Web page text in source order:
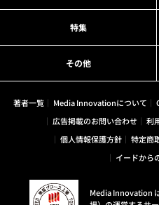
特集
その他
著者一覧 Media Innovationについて
広告掲載のお問い合わせ
利
個人情報保護方針
特定商
イードから
Media Innovation